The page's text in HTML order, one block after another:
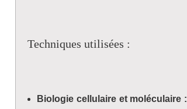
Techniques utilisées :
Biologie cellulaire et moléculaire :